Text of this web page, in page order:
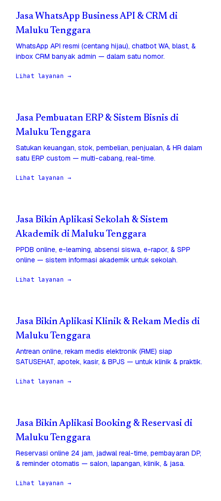
Jasa WhatsApp Business API & CRM di
Maluku Tenggara
WhatsApp API resmi (centang hijau), chatbot WA, blast, &
inbox CRM banyak admin — dalam satu nomor.
Lihat layanan →
Jasa Pembuatan ERP & Sistem Bisnis di
Maluku Tenggara
Satukan keuangan, stok, pembelian, penjualan, & HR dalam
satu ERP custom — multi-cabang, real-time.
Lihat layanan →
Jasa Bikin Aplikasi Sekolah & Sistem
Akademik di Maluku Tenggara
PPDB online, e-learning, absensi siswa, e-rapor, & SPP
online — sistem informasi akademik untuk sekolah.
Lihat layanan →
Jasa Bikin Aplikasi Klinik & Rekam Medis di
Maluku Tenggara
Antrean online, rekam medis elektronik (RME) siap
SATUSEHAT, apotek, kasir, & BPJS — untuk klinik & praktik.
Lihat layanan →
Jasa Bikin Aplikasi Booking & Reservasi di
Maluku Tenggara
Reservasi online 24 jam, jadwal real-time, pembayaran DP,
& reminder otomatis — salon, lapangan, klinik, & jasa.
Lihat layanan →